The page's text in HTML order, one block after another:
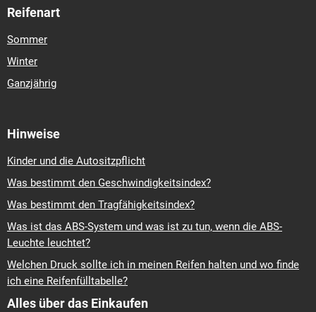
Reifenart
Sommer
Winter
Ganzjährig
Hinweise
Kinder und die Autositzpflicht
Was bestimmt den Geschwindigkeitsindex?
Was bestimmt den Tragfähigkeitsindex?
Was ist das ABS-System und was ist zu tun, wenn die ABS-
Leuchte leuchtet?
Welchen Druck sollte ich in meinen Reifen halten und wo finde
ich eine Reifenfülltabelle?
Alles über das Einkaufen